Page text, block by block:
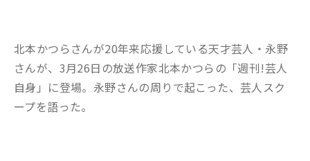
北本かつらさんが20年来応援している天才芸人・永野
さんが、3月26日の放送作家北本かつらの「週刊!芸人
自身」に登場。永野さんの周りで起こった、芸人スク
ープを語った。